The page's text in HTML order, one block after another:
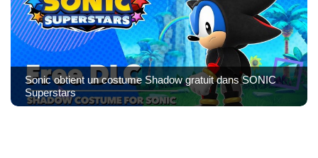
Sonic obtient un costume Shadow gratuit dans SONIC
Superstars